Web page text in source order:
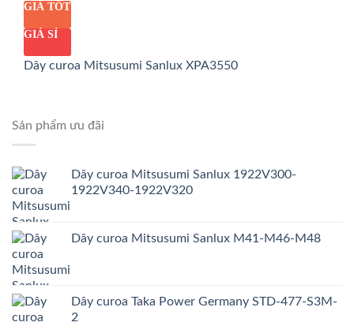
GIÁ TỐT
GIÁ SỈ
Dây curoa Mitsusumi Sanlux XPA3550
Sản phẩm ưu đãi
Dây curoa Mitsusumi Sanlux 1922V300-
1922V340-1922V320
Dây curoa Mitsusumi Sanlux M41-M46-M48
Dây curoa Taka Power Germany STD-477-S3M-
2